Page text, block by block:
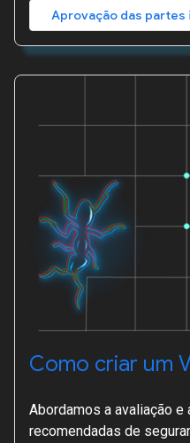
Aprovação das partes
Como criar um
Abordamos a avaliação e
recomendadas de